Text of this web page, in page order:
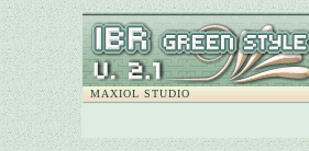
MAXIOL STUDIO